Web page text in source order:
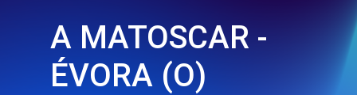
A MATOSCAR -
ÉVORA (O)